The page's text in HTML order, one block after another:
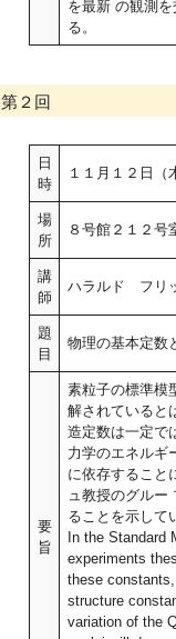
を最新 の観測
る。
第２回
日
時
１１月１２日
場
所
８号館２１２号
講
師
ハラルド フリ
題
目
物理の基本定数
要
旨
素粒子の標準模
解されていると
造定数は一定で
力学のエネルギ
に依存すること
ュ教授のグルー
ることを示して
In the Standard
experiments
these
structure
variation of the